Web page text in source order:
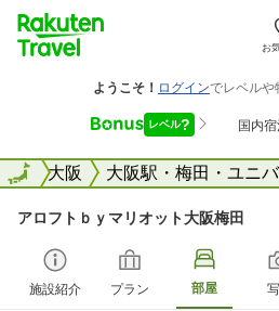
お
府 大阪 大阪駅・梅田・ユニ
全国
アロフトｂｙマリオット大阪梅田
施設紹介 プラン 部屋